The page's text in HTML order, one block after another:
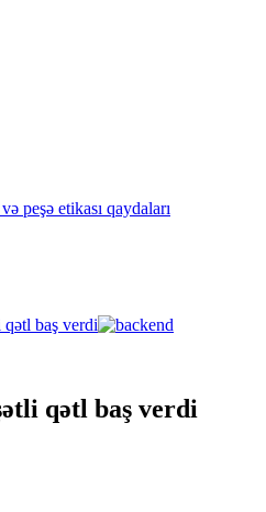
peşə etikası qaydaları
qətl baş verdi